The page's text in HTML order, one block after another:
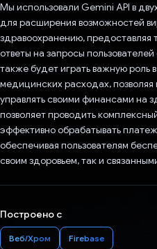
Мы использовали Gemini API в
для расширения возможностей
здравоохранению, предоставляя
ответы на запросы
также будет играть важную роль
медицинских расходах,
управлять своими финансами на
позволяет проводить
эффективно обрабатывать
обеспечивая пользователям
своим здоровьем, так и
Построено с
Веб/Хром Firebase